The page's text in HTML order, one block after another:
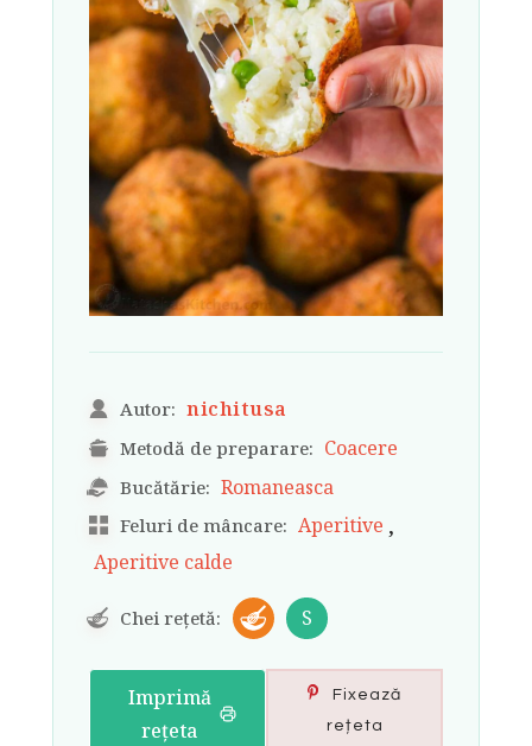
Autor: nichitusa
Metodă de preparare: Coacere
Bucătărie: Romaneasca
Feluri de mâncare: Aperitive ,
Aperitive calde
Chei rețetă: S
Imprimă
rețeta
Fixează
rețeta